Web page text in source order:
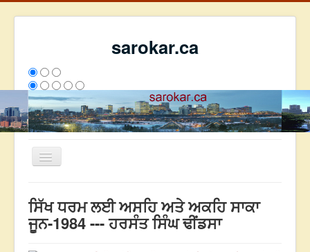
sarokar.ca
Toggle
ਰਚਨਾਵਾਂ
ਸਿੱਖ ਧਰਮ ਲਈ ਅਸਹਿ ਅਤੇ ਅਕਹਿ ਸਾਕਾ
ਜੂਨ-1984 --- ਹਰਸੰਤ ਸਿੰਘ ਢੀਂਡਸਾ